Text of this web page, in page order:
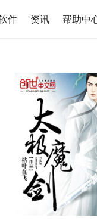
件 资讯 帮助中